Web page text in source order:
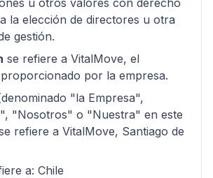
u otros valores con derecho
la elección de directores u otra
gestión.
se refiere a VitalMove, el
por la empresa.
"la Empresa",
"Nosotros" o "Nuestra" en este
refiere a VitalMove, Santiago de
a: Chile